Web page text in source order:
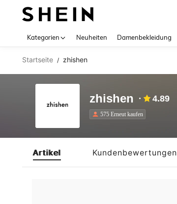
Kategorien Neuheiten Damenbekleidung
Startseite / zhishen
zhishen 4.89
575 Erneut kaufen
Artikel Kundenbewertungen